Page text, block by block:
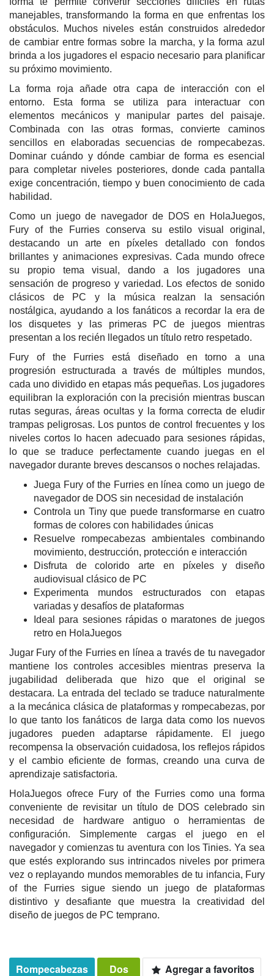
manejables, transformando la forma en que enfrentas los
obstáculos. Muchos niveles están construidos alrededor
de cambiar entre formas sobre la marcha, y la forma azul
brinda a los jugadores el espacio necesario para planificar
su próximo movimiento.
La forma roja añade otra capa de interacción con el
entorno. Esta forma se utiliza para interactuar con
elementos mecánicos y manipular partes del paisaje.
Combinada con las otras formas, convierte caminos
sencillos en elaboradas secuencias de rompecabezas.
Dominar cuándo y dónde cambiar de forma es esencial
para completar niveles posteriores, donde cada pantalla
exige concentración, tiempo y buen conocimiento de cada
habilidad.
Como un juego de navegador de DOS en HolaJuegos,
Fury of the Furries conserva su estilo visual original,
destacando un arte en píxeles detallado con fondos
brillantes y animaciones expresivas. Cada mundo ofrece
su propio tema visual, dando a los jugadores una
sensación de progreso y variedad. Los efectos de sonido
clásicos de PC y la música realzan la sensación
nostálgica, ayudando a los fanáticos a recordar la era de
los disquetes y las primeras PC de juegos mientras
presentan a los recién llegados un título retro respetado.
Fury of the Furries está diseñado en torno a una
progresión estructurada a través de múltiples mundos,
cada uno dividido en etapas más pequeñas. Los jugadores
equilibran la exploración con la precisión mientras buscan
rutas seguras, áreas ocultas y la forma correcta de eludir
trampas peligrosas. Los puntos de control frecuentes y los
niveles cortos lo hacen adecuado para sesiones rápidas,
lo que se traduce perfectamente cuando juegas en el
navegador durante breves descansos o noches relajadas.
Juega Fury of the Furries en línea como un juego de
navegador de DOS sin necesidad de instalación
Controla un Tiny que puede transformarse en cuatro
formas de colores con habilidades únicas
Resuelve rompecabezas ambientales combinando
movimiento, destrucción, protección e interacción
Disfruta de colorido arte en píxeles y diseño
audiovisual clásico de PC
Experimenta mundos estructurados con etapas
variadas y desafíos de plataformas
Ideal para sesiones rápidas o maratones de juegos
retro en HolaJuegos
Jugar Fury of the Furries en línea a través de tu navegador
mantiene los controles accesibles mientras preserva la
jugabilidad deliberada que hizo que el original se
destacara. La entrada del teclado se traduce naturalmente
a la mecánica clásica de plataformas y rompecabezas, por
lo que tanto los fanáticos de larga data como los nuevos
jugadores pueden adaptarse rápidamente. El juego
recompensa la observación cuidadosa, los reflejos rápidos
y el cambio eficiente de formas, creando una curva de
aprendizaje satisfactoria.
HolaJuegos ofrece Fury of the Furries como una forma
conveniente de revisitar un título de DOS celebrado sin
necesidad de hardware antiguo o herramientas de
configuración. Simplemente cargas el juego en el
navegador y comienzas tu aventura con los Tinies. Ya sea
que estés explorando sus intrincados niveles por primera
vez o replayando mundos memorables de tu infancia, Fury
of the Furries sigue siendo un juego de plataformas
distintivo y desafiante que muestra la creatividad del
diseño de juegos de PC temprano.
Rompecabezas Dos
Agregar a favoritos